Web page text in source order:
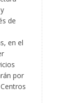
de
en el
por